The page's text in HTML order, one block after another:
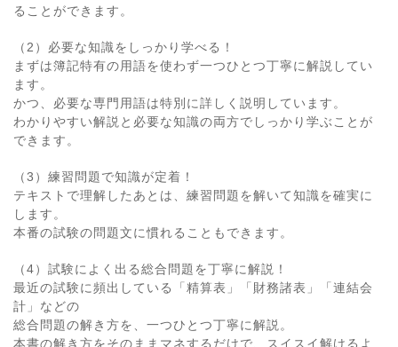
ることができます。
（2）必要な知識をしっかり学べる！
まずは簿記特有の用語を使わず一つひとつ丁寧に解説してい
ます。
かつ、必要な専門用語は特別に詳しく説明しています。
わかりやすい解説と必要な知識の両方でしっかり学ぶことが
できます。
（3）練習問題で知識が定着！
テキストで理解したあとは、練習問題を解いて知識を確実に
します。
本番の試験の問題文に慣れることもできます。
（4）試験によく出る総合問題を丁寧に解説！
最近の試験に頻出している「精算表」「財務諸表」「連結会
計」などの
総合問題の解き方を、一つひとつ丁寧に解説。
本書の解き方をそのままマネするだけで、スイスイ解けるよ